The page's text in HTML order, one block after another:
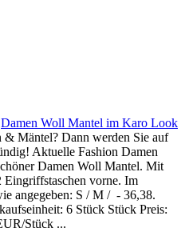
Damen Woll Mantel im Karo Look
& Mäntel? Dann werden Sie auf
Aktuelle Fashion Damen
Damen Woll Mantel. Mit
Eingriffstaschen vorne. Im
angegeben: S / M / - 36,38.
6 Stück Stück Preis:
Stück ...